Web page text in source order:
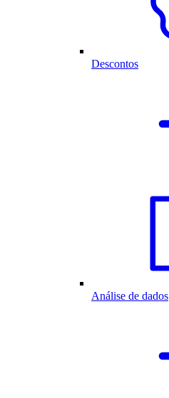
Descontos
Análise de dados